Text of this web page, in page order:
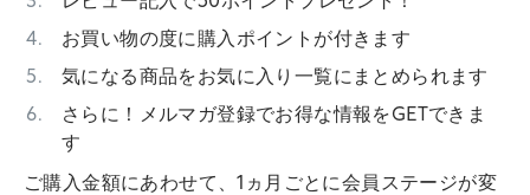
お買い物の度に購入ポイントが付きます
気になる商品をお気に入り一覧にまとめられます
さらに！メルマガ登録でお得な情報をGETできま
す
ご購入金額にあわせて、1ヵ月ごとに会員ステージが変